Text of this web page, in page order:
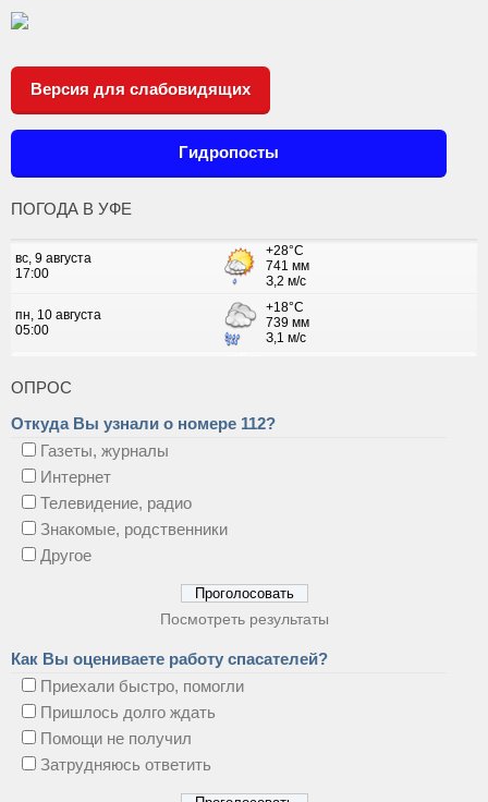
Версия для слабовидящих
Гидропосты
ПОГОДА В УФЕ
ОПРОС
Откуда Вы узнали о номере 112?
Газеты, журналы
Интернет
Телевидение, радио
Знакомые, родственники
Другое
Посмотреть результаты
Как Вы оцениваете работу спасателей?
Приехали быстро, помогли
Пришлось долго ждать
Помощи не получил
Затрудняюсь ответить